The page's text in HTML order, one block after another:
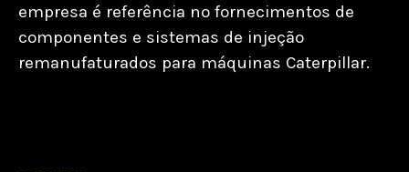
empresa é referência no fornecimentos de
componentes e sistemas de injeção
remanufaturados para máquinas Caterpillar.